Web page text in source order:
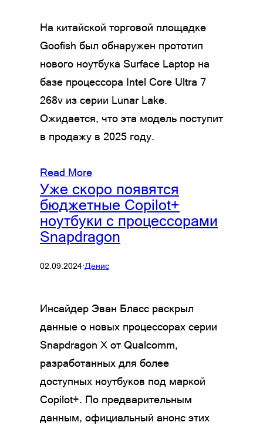
На китайской торговой площадке
Goofish был обнаружен прототип
нового ноутбука Surface Laptop на
базе процессора Intel Core Ultra 7
268v из серии Lunar Lake.
Ожидается, что эта модель поступит
в продажу в 2025 году.
Read More
Уже скоро появятся
бюджетные Copilot+
ноутбуки с процессорами
Snapdragon
02.09.2024·Денис
Инсайдер Эван Бласс раскрыл
данные о новых процессорах серии
Snapdragon X от Qualcomm,
разработанных для более
доступных ноутбуков под маркой
Copilot+. По предварительным
данным, официальный анонс этих